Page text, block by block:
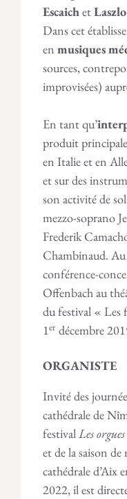
Escaich et
Dans cet
en musiques
sources,
improvisées)
En tant qu’
produit
en Italie et en
et sur des
son activité de
mezzo-soprano
Frederik
Chambinaud. Au
conférence-
Offenbach au
du festival « Les
1er décembre
ORGANISTE
Invité des
cathédrale de
festival Les
et de la saison de
cathédrale d’Aix
2022, il est